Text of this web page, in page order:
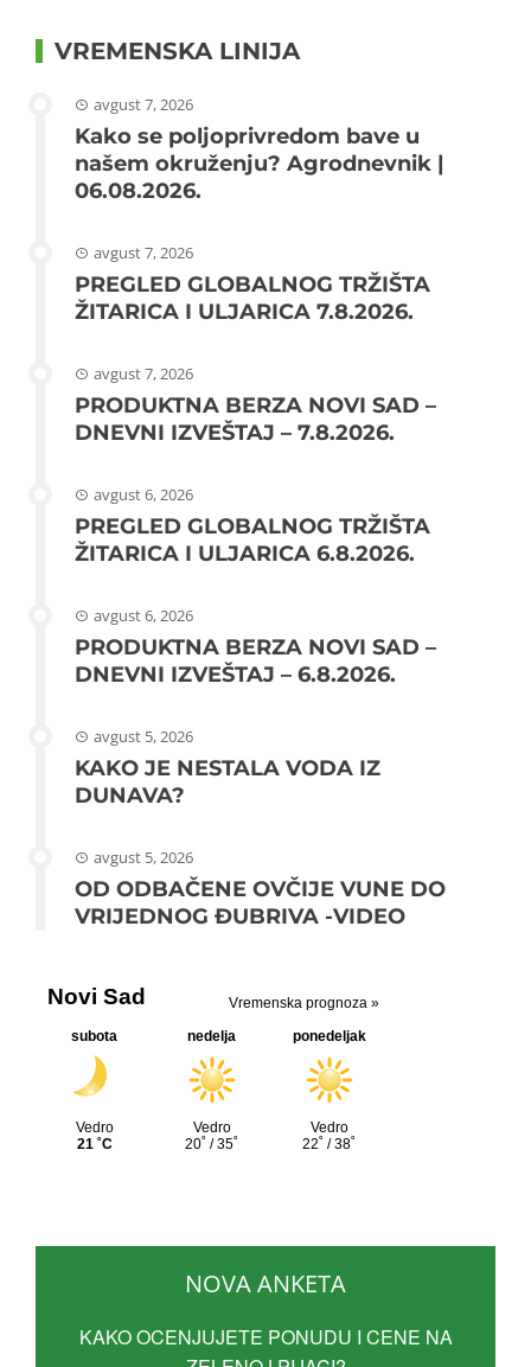
VREMENSKA LINIJA
avgust 7, 2026
Kako se poljoprivredom bave u
našem okruženju? Agrodnevnik |
06.08.2026.
avgust 7, 2026
PREGLED GLOBALNOG TRŽIŠTA
ŽITARICA I ULJARICA 7.8.2026.
avgust 7, 2026
PRODUKTNA BERZA NOVI SAD –
DNEVNI IZVEŠTAJ – 7.8.2026.
avgust 6, 2026
PREGLED GLOBALNOG TRŽIŠTA
ŽITARICA I ULJARICA 6.8.2026.
avgust 6, 2026
PRODUKTNA BERZA NOVI SAD –
DNEVNI IZVEŠTAJ – 6.8.2026.
avgust 5, 2026
KAKO JE NESTALA VODA IZ
DUNAVA?
avgust 5, 2026
OD ODBAČENE OVČIJE VUNE DO
VRIJEDNOG ĐUBRIVA -VIDEO
NOVA ANKETA
KAKO OCENJUJETE PONUDU I CENE NA